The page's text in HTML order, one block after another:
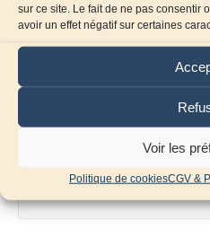
sur ce site. Le fait de ne pas consentir
avoir un effet négatif sur certaines
Voir les
Politique de cookiesCGV &
Laissez un commentaire
Commentaire